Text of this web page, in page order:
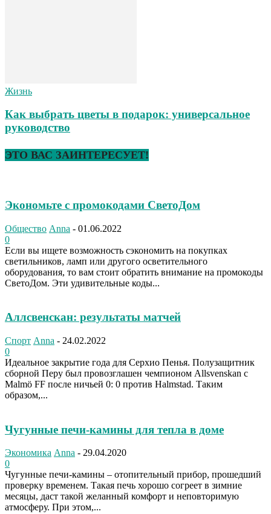
Жизнь
Как выбрать цветы в подарок: универсальное
руководство
ЭТО ВАС ЗАИНТЕРЕСУЕТ!
Экономьте с промокодами СветоДом
Общество Anna - 01.06.2022
0
Если вы ищете возможность сэкономить на покупках
светильников, ламп или другого осветительного
оборудования, то вам стоит обратить внимание на промокоды
СветоДом. Эти удивительные коды...
Аллсвенскан: результаты матчей
Спорт Anna - 24.02.2022
0
Идеальное закрытие года для Серхио Пенья. Полузащитник
сборной Перу был провозглашен чемпионом Allsvenskan с
Malmö FF после ничьей 0: 0 против Halmstad. Таким
образом,...
Чугунные печи-камины для тепла в доме
Экономика Anna - 29.04.2020
0
Чугунные печи-камины – отопительный прибор, прошедший
проверку временем. Такая печь хорошо согреет в зимние
месяцы, даст такой желанный комфорт и неповторимую
атмосферу. При этом,...